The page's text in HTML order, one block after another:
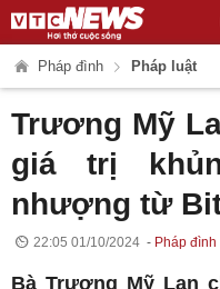
Pháp đình Pháp luật
Trương Mỹ
giá trị
nhượng từ
22:05 01/10/2024 Pháp đình
Bà Trương Mỹ Lan